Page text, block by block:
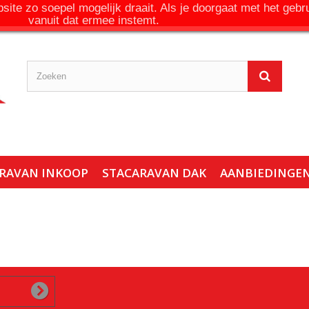
INKOOP STACARAVAN DAK
zo soepel mogelijk draait. Als je doorgaat met het
vanuit dat ermee instemt.